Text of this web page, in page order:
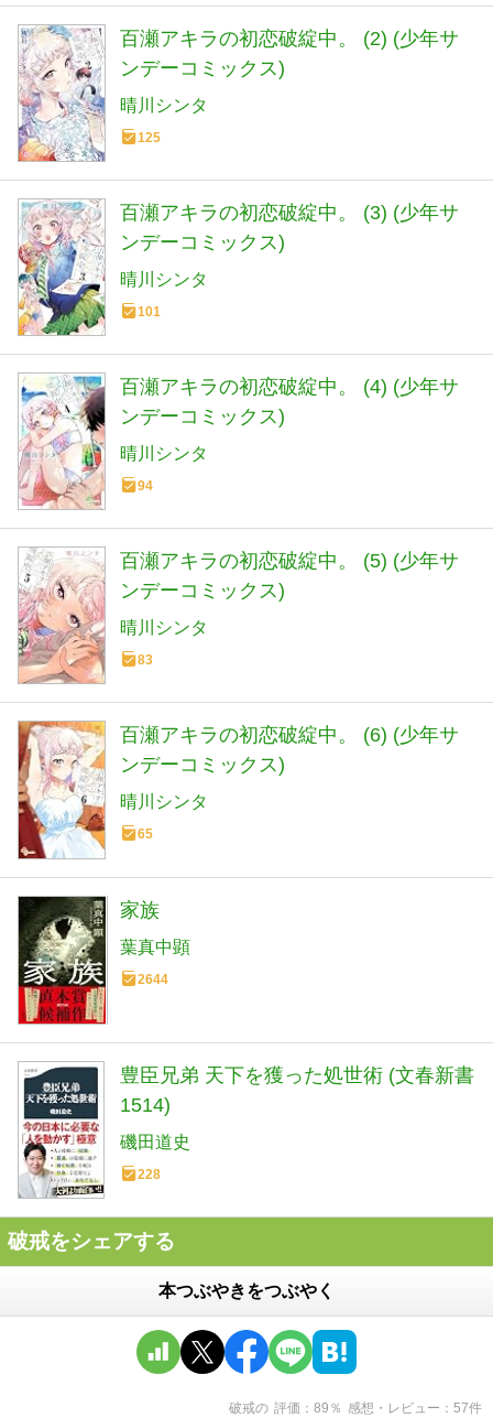
百瀬アキラの初恋破綻中。 (2) (少年サ
ンデーコミックス)
晴川シンタ
125
百瀬アキラの初恋破綻中。 (3) (少年サ
ンデーコミックス)
晴川シンタ
101
百瀬アキラの初恋破綻中。 (4) (少年サ
ンデーコミックス)
晴川シンタ
94
百瀬アキラの初恋破綻中。 (5) (少年サ
ンデーコミックス)
晴川シンタ
83
百瀬アキラの初恋破綻中。 (6) (少年サ
ンデーコミックス)
晴川シンタ
65
家族
葉真中顕
2644
豊臣兄弟 天下を獲った処世術 (文春新書
1514)
磯田道史
228
破戒をシェアする
本つぶやきをつぶやく
破戒の 評価 89 ％ 感想・レビュー 57件